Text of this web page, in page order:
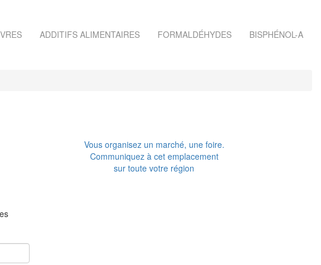
ADDITIFS ALIMENTAIRES FORMALDÉHYDES BISPHÉNOL-A
Vous organisez un marché, une foire.
Communiquez à cet emplacement
sur toute votre région